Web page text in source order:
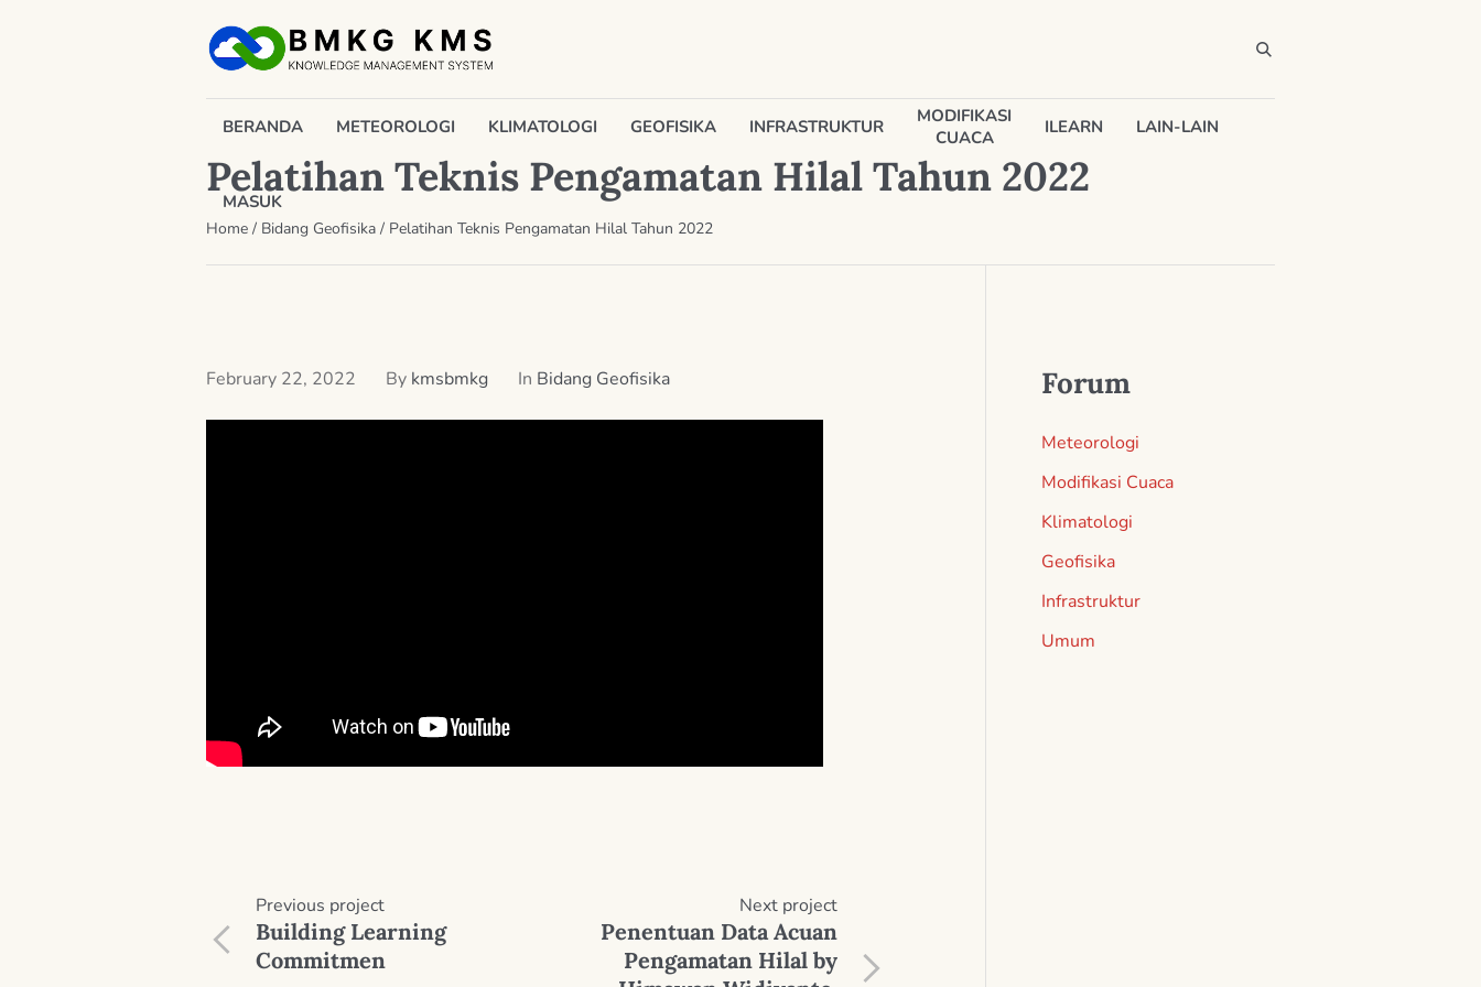
BERANDA METEOROLOGI KLIMATOLOGI GEOFISIKA INFRASTRUKTUR
MODIFIKASI
CUACA
ILEARN LAIN-LAIN
MASUK
Pelatihan Teknis Pengamatan Hilal Tahun 2022
Home / Bidang Geofisika / Pelatihan Teknis Pengamatan Hilal Tahun 2022
February 22, 2022 By kmsbmkg In Bidang Geofisika
Previous project
Building Learning
Commitmen
Next project
Penentuan Data Acuan
Pengamatan Hilal by
Forum
Meteorologi
Modifikasi Cuaca
Klimatologi
Geofisika
Infrastruktur
Umum